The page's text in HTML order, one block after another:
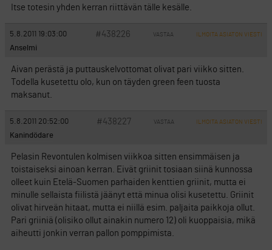
Itse totesin yhden kerran riittävän tälle kesälle.
5.8.2011 19:03:00 #438226 VASTAA ILMOITA ASIATON VIESTI
Anselmi
Aivan perästä ja puttauskelvottomat olivat pari viikko sitten.
Todella kusetettu olo, kun on täyden green feen tuosta
maksanut.
5.8.2011 20:52:00 #438227 VASTAA ILMOITA ASIATON VIESTI
Kanindödare
Pelasin Revontulen kolmisen viikkoa sitten ensimmäisen ja
toistaiseksi ainoan kerran. Eivät griinit tosiaan siinä kunnossa
olleet kuin Etelä-Suomen parhaiden kenttien griinit, mutta ei
minulle sellaista fiilistä jäänyt että minua olisi kusetettu. Griinit
olivat hirveän hitaat, mutta ei niillä esim. paljaita paikkoja ollut.
Pari griiniä (olisiko ollut ainakin numero 12) oli kuoppaisia, mikä
aiheutti jonkin verran pallon pomppimista.